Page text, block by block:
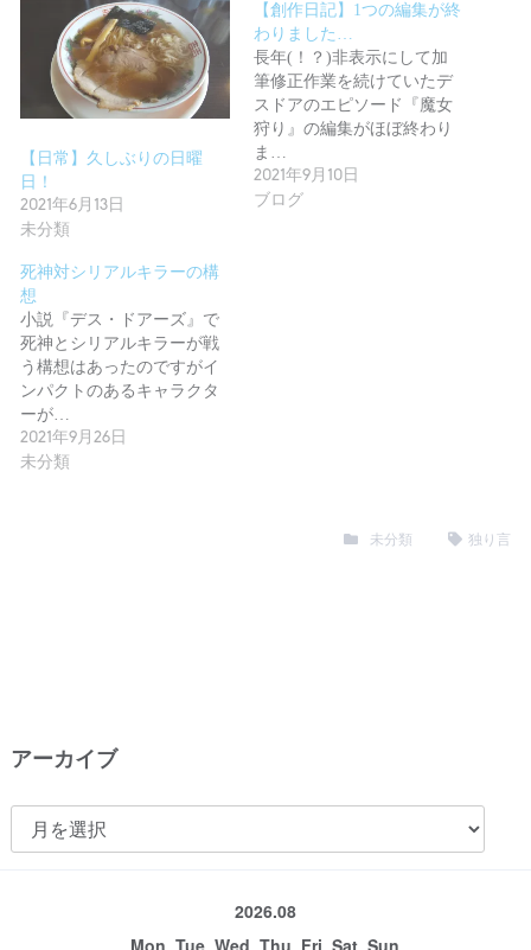
【日常】久しぶりの日曜
日！
2021年6月13日
未分類
【創作日記】1つの編集が終
わりました…
長年(！？)非表示にして加
筆修正作業を続けていたデ
スドアのエピソード『魔女
狩り』の編集がほぼ終わり
ま…
2021年9月10日
ブログ
死神対シリアルキラーの構
想
小説『デス・ドアーズ』で
死神とシリアルキラーが戦
う構想はあったのですがイ
ンパクトのあるキャラクタ
ーが…
2021年9月26日
未分類
未分類 独り言
アーカイブ
ー
2026.08
Mon Tue Wed Thu Fri Sat Sun